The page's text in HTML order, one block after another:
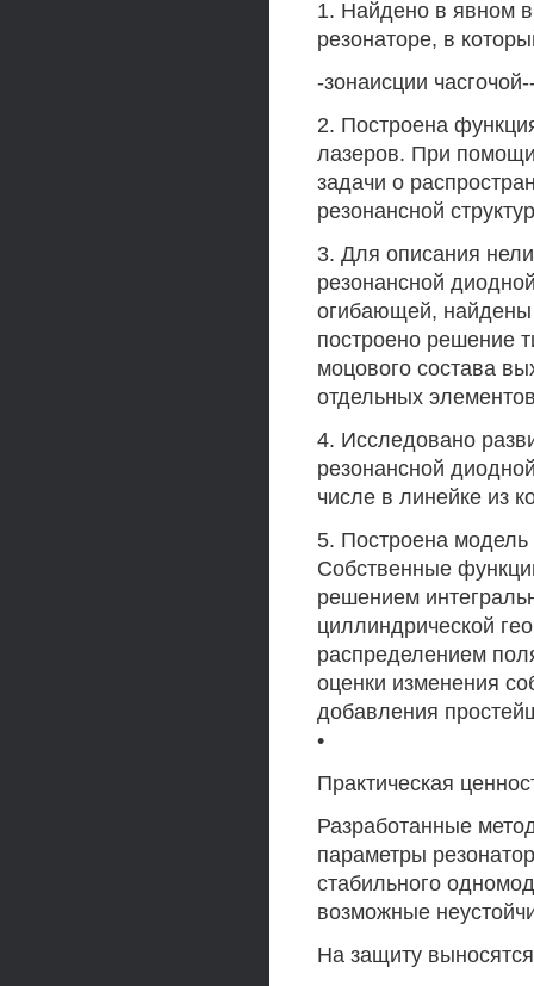
1. Найдено в явном
резонаторе, в
-зонаисции
2. Построена
лазеров. При
задачи о
резонансной
3. Для описания
резонансной
огибающей, найдены
построено решение
моцового состава
отдельных
4. Исследовано
резонансной
числе в линейке из
5. Построена
Собственные
решением
циллиндрической
распределением
оценки изменения
добавления
•
Практическая
Разработанные
параметры
стабильного
возможные
На защиту